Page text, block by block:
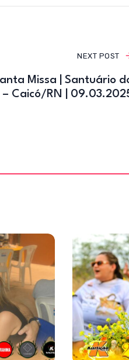
NEXT POST
Missa | Santuário
– Caicó/RN |